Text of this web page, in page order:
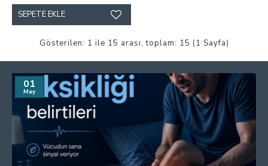
SEPETE EKLE
Gösterilen: 1 ile 15 arası, toplam: 15 (1 Sayfa)
01
May